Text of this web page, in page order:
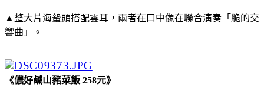
▲整大片海蟄頭搭配雲耳，兩者在口中像在聯合演奏「脆的交
響曲」。
《儂好鹹山豬菜飯 258元》